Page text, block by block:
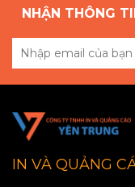
NHẬN THÔNG
IN VÀ QUẢNG